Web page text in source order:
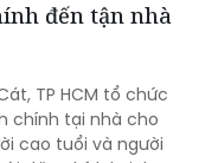
đến tận nhà
TP HCM tổ chức
chính tại nhà cho
cao tuổi và người